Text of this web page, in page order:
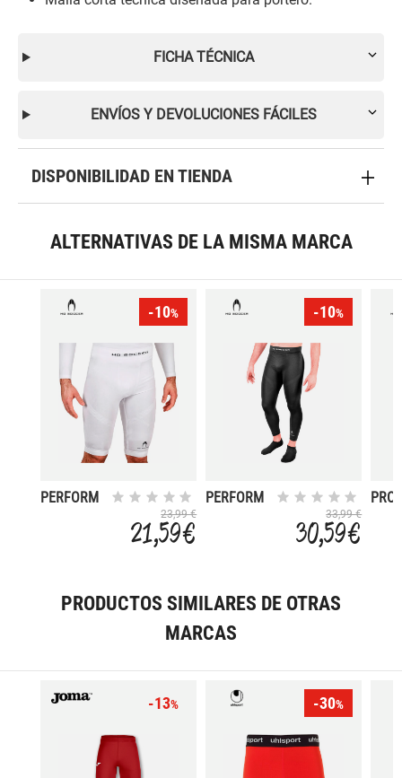
FICHA TÉCNICA
ENVÍOS Y DEVOLUCIONES FÁCILES
DISPONIBILIDAD EN TIENDA
ALTERNATIVAS DE LA MISMA MARCA
-10%
PERFORM
23,99 €
21,59 €
-10%
PERFORM
33,99 €
30,59 €
PRODUCTOS SIMILARES DE OTRAS
MARCAS
-13% -30%